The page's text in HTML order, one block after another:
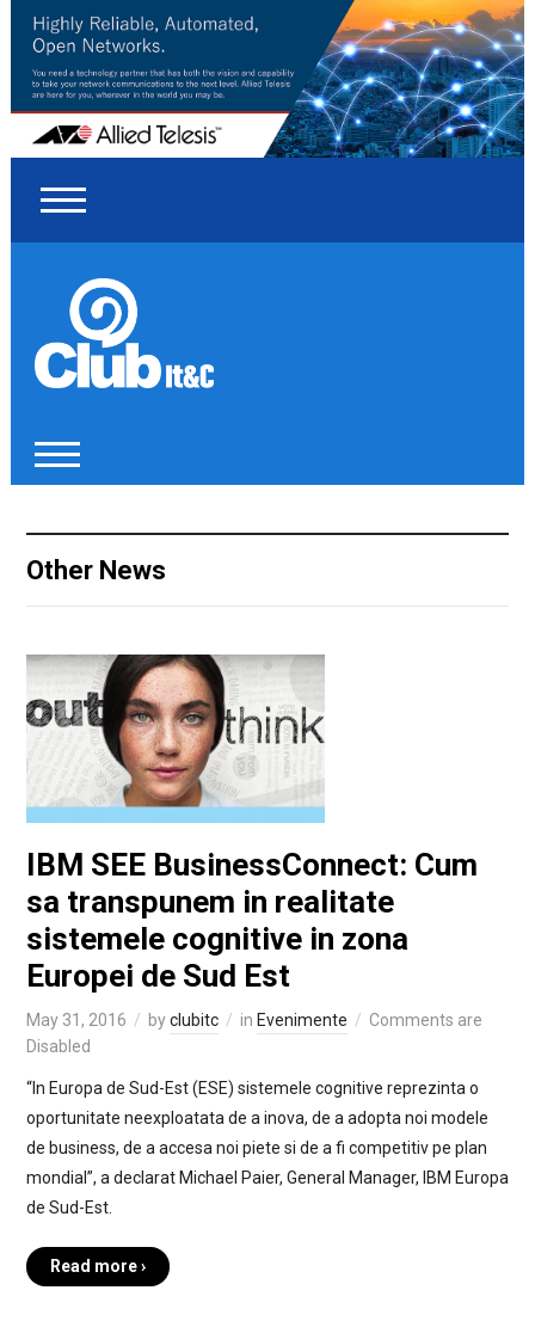
Other News
IBM SEE BusinessConnect: Cum
sa transpunem in realitate
sistemele cognitive in zona
Europei de Sud Est
May 31, 2016 byclubitc in Evenimente
Comments are
Disabled
“In Europa de Sud-Est (ESE) sistemele cognitive reprezinta o
oportunitate neexploatata de a inova, de a adopta noi modele
de business, de a accesa noi piete si de a fi competitiv pe plan
mondial”, a declarat Michael Paier, General Manager, IBM Europa
de Sud-Est.
Read more ›